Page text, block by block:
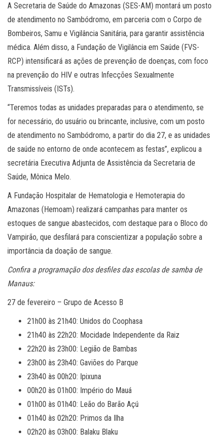
A Secretaria de Saúde do Amazonas (SES-AM) montará um posto
de atendimento no Sambódromo, em parceria com o Corpo de
Bombeiros, Samu e Vigilância Sanitária, para garantir assistência
médica. Além disso, a Fundação de Vigilância em Saúde (FVS-
RCP) intensificará as ações de prevenção de doenças, com foco
na prevenção do HIV e outras Infecções Sexualmente
Transmissíveis (ISTs).
“Teremos todas as unidades preparadas para o atendimento, se
for necessário, do usuário ou brincante, inclusive, com um posto
de atendimento no Sambódromo, a partir do dia 27, e as unidades
de saúde no entorno de onde acontecem as festas”, explicou a
secretária Executiva Adjunta de Assistência da Secretaria de
Saúde, Mônica Melo.
A Fundação Hospitalar de Hematologia e Hemoterapia do
Amazonas (Hemoam) realizará campanhas para manter os
estoques de sangue abastecidos, com destaque para o Bloco do
Vampirão, que desfilará para conscientizar a população sobre a
importância da doação de sangue.
Confira a programação dos desfiles das escolas de samba de
Manaus:
27 de fevereiro – Grupo de Acesso B
21h00 às 21h40: Unidos do Coophasa
21h40 às 22h20: Mocidade Independente da Raiz
22h20 às 23h00: Legião de Bambas
23h00 às 23h40: Gaviões do Parque
23h40 às 00h20: Ipixuna
00h20 às 01h00: Império do Mauá
01h00 às 01h40: Leão do Barão Açú
01h40 às 02h20: Primos da Ilha
02h20 às 03h00: Balaku Blaku